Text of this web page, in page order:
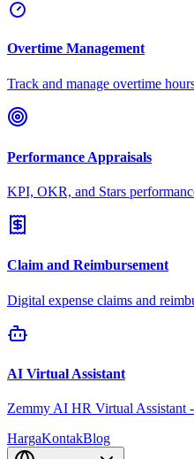
Overtime Management
Track and manage overtime
Performance Appraisals
KPI, OKR, and Stars
Claim and Reimbursement
Digital expense claims and
AI Virtual Assistant
Zemmy AI HR Virtual Assistant
HargaKontakBlog